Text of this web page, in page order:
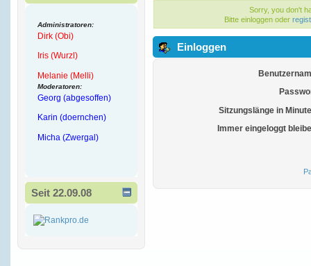
Administratoren:
Dirk (Obi)
Iris (Wurzl)
Melanie (Melli)
Moderatoren:
Georg (abgesoffen)
Karin (doernchen)
Micha (Zwergal)
Seit 22.09.08
Sorry, you don't
Bitte einloggen oder
Einloggen
Sitzungslänge in
Immer eingeloggt